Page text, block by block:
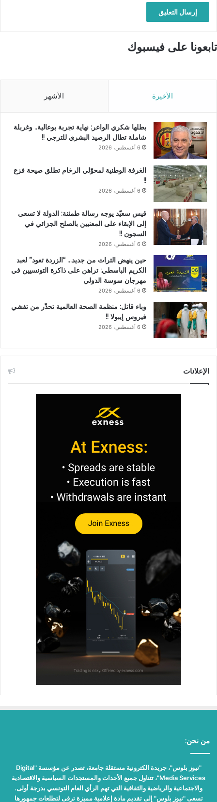
تابعونا على فيسبوك
الأخيرة الأشهر
بطلها شكري الواعر: نهاية تجربة بوعالية.. وغربلة
شاملة تطال الرصيد البشري للترجي !!
6 أغسطس، 2026
الغرفة الوطنية لمحوّلي الرخام تطلق صيحة فزع
!!
6 أغسطس، 2026
قيس سعيّد يوجه رسالة طمئنة: الدولة لا تسعى
إلى الإبقاء على المعنيين بالصلح الجزائي في
السجون !!
6 أغسطس، 2026
حين ينهض التراث من جديد… “الزردة تعود” لعبد
الكريم الباسطي: تراهن على ذاكرة التونسيين في
مهرجان سوسة الدولي
6 أغسطس، 2026
وباء قاتل: منظمة الصحة العالمية تحذّر من تفشي
فيروس إيبولا !!
6 أغسطس، 2026
الإعلانات
من نحن:
"نيوز بلوس"، جريدة الكترونية مستقلة جامعة، تصدر عن مؤسسة "Digital
Media Services"، تتناول جميع الأحداث والمستجدات السياسية والاقتصادية
والاجتماعية والرياضية والثقافية التي تهم الرأي العام التونسي بدرجة أولى.
تسعى "نيوز بلوس" إلى تقديم مادة إعلامية مميزة ترقى لتطلعات جمهورها